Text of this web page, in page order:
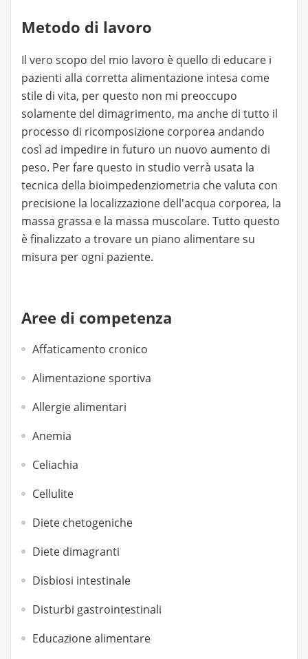
Metodo di lavoro
Il vero scopo del mio lavoro è quello di educare i
pazienti alla corretta alimentazione intesa come
stile di vita, per questo non mi preoccupo
solamente del dimagrimento, ma anche di tutto il
processo di ricomposizione corporea andando
così ad impedire in futuro un nuovo aumento di
peso. Per fare questo in studio verrà usata la
tecnica della bioimpedenziometria che valuta con
precisione la localizzazione dell'acqua corporea, la
massa grassa e la massa muscolare. Tutto questo
è finalizzato a trovare un piano alimentare su
misura per ogni paziente.
Aree di competenza
Affaticamento cronico
Alimentazione sportiva
Allergie alimentari
Anemia
Celiachia
Cellulite
Diete chetogeniche
Diete dimagranti
Disbiosi intestinale
Disturbi gastrointestinali
Educazione alimentare